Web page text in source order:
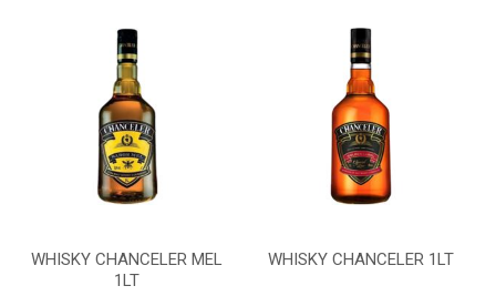
WHISKY CHANCELER MEL
1LT
WHISKY CHANCELER 1LT